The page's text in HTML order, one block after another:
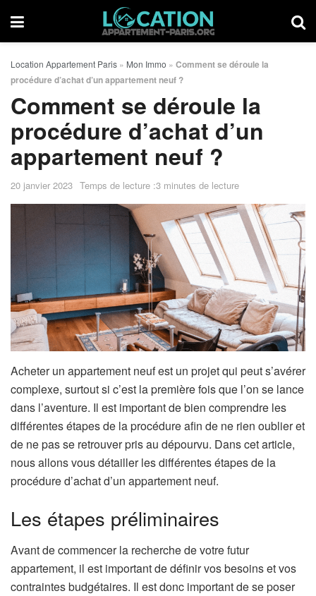
Location Appartement Paris » Mon Immo » Comment se déroule la
procédure d’achat d’un appartement neuf ?
Comment se déroule la
procédure d’achat d’un
appartement neuf ?
20 janvier 2023 Temps de lecture :3 minutes de lecture
Acheter un appartement neuf est un projet qui peut s’avérer
complexe, surtout si c’est la première fois que l’on se lance
dans l’aventure. Il est important de bien comprendre les
différentes étapes de la procédure afin de ne rien oublier et
de ne pas se retrouver pris au dépourvu. Dans cet article,
nous allons vous détailler les différentes étapes de la
procédure d’achat d’un appartement neuf.
Les étapes préliminaires
Avant de commencer la recherche de votre futur
appartement, il est important de définir vos besoins et vos
contraintes budgétaires. Il est donc important de se poser